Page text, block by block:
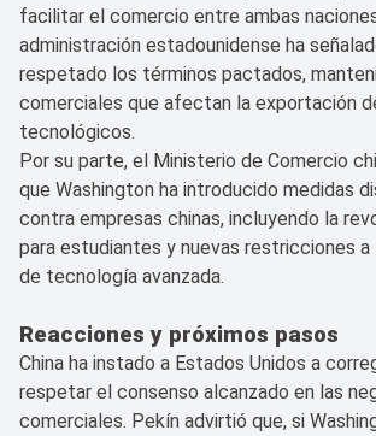
facilitar el comercio entre ambas
administración estadounidense ha
respetado los términos pactados,
comerciales que afectan la exportación
tecnológicos.
Por su parte, el Ministerio de Comercio
que Washington ha introducido medidas
contra empresas chinas, incluyendo la
para estudiantes y nuevas restricciones
de tecnología avanzada.
Reacciones y próximos pasos
China ha instado a Estados Unidos a
respetar el consenso alcanzado en las
comerciales. Pekín advirtió que, si